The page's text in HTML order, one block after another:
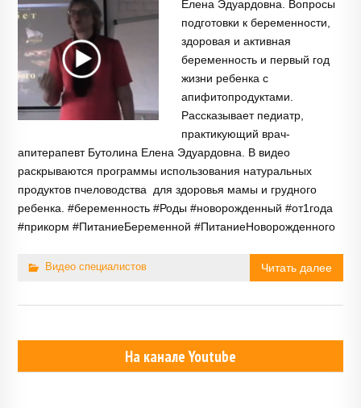
Елена Эдуардовна. Вопросы
подготовки к беременности,
здоровая и активная
беременность и первый год
жизни ребенка с
апифитопродуктами.
Рассказывает педиатр,
практикующий врач-
апитерапевт Бутолина Елена Эдуардовна. В видео
раскрываются программы использования натуральных
продуктов пчеловодства для здоровья мамы и грудного
ребенка. #беременность #Роды #новорожденный #от1года
#прикорм #ПитаниеБеременной #ПитаниеНоворожденного
Читать далее
Видео специалистов
На канале Youtube